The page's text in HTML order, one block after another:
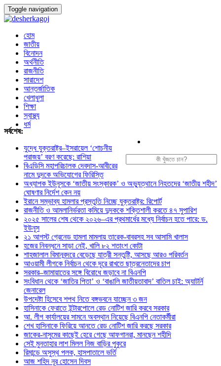
Toggle navigation
হোম
জাতীয়
বিনোদন
অর্থনীতি
রাজনীতি
সারাদেশ
আন্তর্জাতিক
খেলাধুলা
শিক্ষা
স্বাস্থ্য
ধর্ম
সর্বশেষ:
যুদ্ধে যুক্তরাষ্ট্র–ইসরায়েল ‘শোচনীয়
পরাজয়’ বরণ করেছে: রাশিয়া
বিএডিসি মহাপরিচালক দেবদাস-আবীরের
নামে দুদকে অভিযোগের ফিরিস্তি
অধ্যাপক ইউনূসকে ‘জাতীয় সংস্কারক’ ও অভ্যুত্থানে নিহতদের ‘জাতীয় শহীদ’
ঘোষণার নির্দেশ কেন নয়
ইরানে সম্ভাব্য হামলার প্রস্তুতি নিচ্ছে যুক্তরাষ্ট্র: রিপোর্ট
রাজনীতি ও আমলানির্ভরতা কমিয়ে দুদককে শক্তিশালী করতে ৪৭ সুপারিশ
২০২৫ সালের শেষ থেকে ২০২৬–এর প্রথমার্ধের মধ্যে নির্বাচন হতে পারে: ড.
ইউনূস
২১ আগস্ট গ্রেনেড হামলা মামলায় তারেক-বাবরসহ সব আসামি খালাস
হজের নিবন্ধনে সাড়া নেই, খালি ৮২ শতাংশ কোটা
শাহজালাল বিমানবন্দরে বেড়েছে যাত্রী সন্তুষ্টি, আসছে আরও পরিবর্তন
আওয়ামী লীগকে নির্বাচন থেকে দূরে রাখতে ছাত্রনেতাদের চাপ
সরকার–জামায়াতের সঙ্গে বিরোধে জড়াবে না বিএনপি
সংবিধান থেকে ‘জাতির পিতা’ ও ‘বাঙালি জাতীয়তাবাদ’ বাতিল চাই: অ্যাটর্নি
জেনারেল
উপদেষ্টা হিসেবে শপথ নিতে বঙ্গভবনে যাচ্ছেন ৩ জন
হাসিনাকে ফেরাতে ইন্টারপোলে রেড নোটিশ জারি করবে সরকার
আ. লীগ কার্যালয়ের সামনে অবস্থান নিয়েছে বিএনপি নেতাকর্মীরা
শেখ হাসিনাকে ফিরিয়ে আনতে রেড নোটিশ জারি করছে সরকার
জাকের-নাসুমের কাছেই হেরে গেছে আফগানরা, মানছেন শহীদি
সেই মুনতাহার লাশ মিলল নিজ বাড়ির পুকুরে
রিমান্ডে অসুস্থ পলক, হাসপাতালে ভর্তি
আজ শহিদ নূর হোসেন দিবস